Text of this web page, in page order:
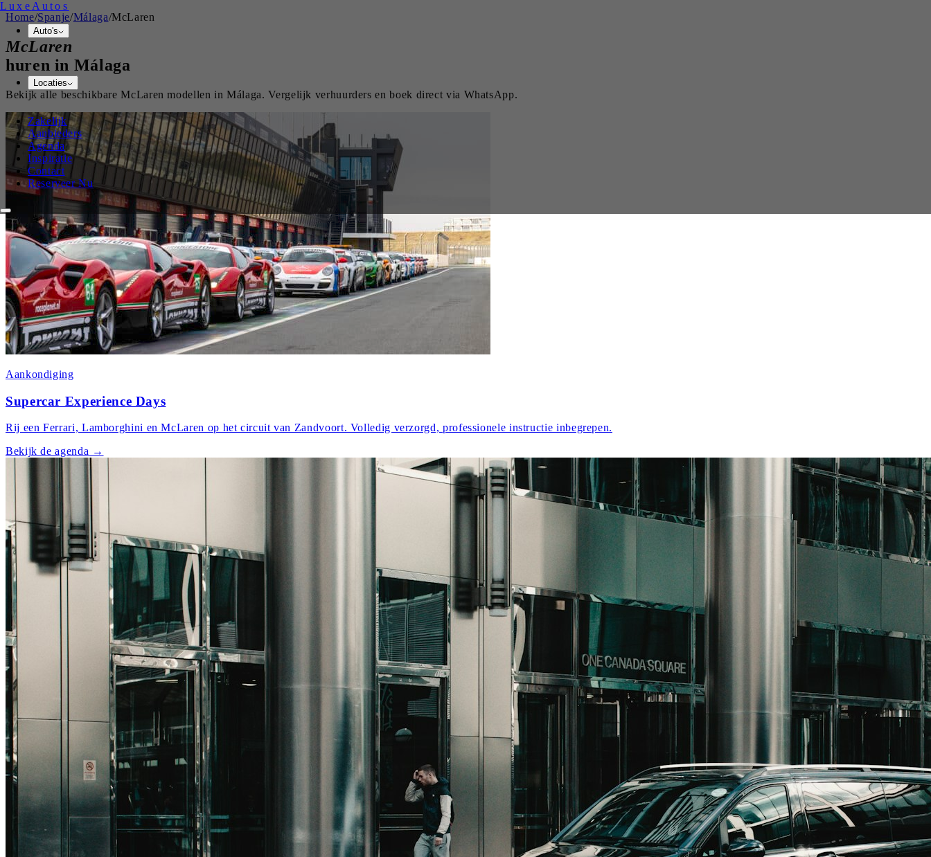
Luxe Autos
Auto's
Locaties
Zakelijk
Aanbieders
Agenda
Inspiratie
Contact
Reserveer Nu
Home/Spanje/Málaga/McLaren
McLaren
huren in Málaga
Bekijk alle beschikbareMcLaren modellen inMálaga. Vergelijk verhuurders en boek direct via WhatsApp.
Aankondiging
Supercar Experience Days
Rij een Ferrari, Lamborghini en McLaren op het circuit van Zandvoort. Volledig verzorgd, professionele instructie inbegrepen.
Bekijk de agenda →